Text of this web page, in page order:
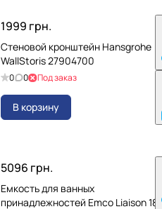
1999 грн.
Стеновой кронштейн Hansgrohe
WallStoris 27904700
0 0 Под заказ
В корзину
5096 грн.
Емкость для ванных
принадлежностей Emco Liaison